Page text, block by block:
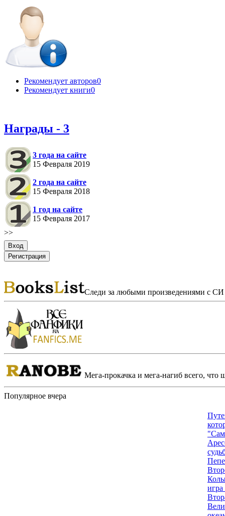
Рекомендует авторов0
Рекомендует книги0
Награды - 3
3 года на сайте
15 Февраля 2019
2 года на сайте
15 Февраля 2018
1 год на сайте
15 Февраля 2017
>>
Следи за любыми произведениями с СИ
Мега-прокачка и мега-нагиб всего, что
Популярное вчера